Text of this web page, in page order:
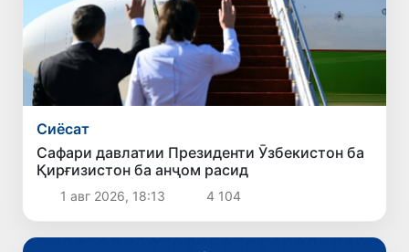
Сиёсат
Сафари давлатии Президенти Ӯзбекистон ба
Қирғизистон ба анҷом расид
1 авг 2026, 18:13 4 104